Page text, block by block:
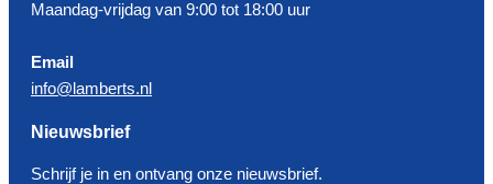
Maandag-vrijdag van 9:00 tot 18:00 uur
Email
info@lamberts.nl
Nieuwsbrief
Schrijf je in en ontvang onze nieuwsbrief.